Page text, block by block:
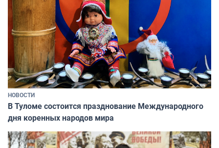
НОВОСТИ
В Туломе состоится празднование Международного
дня коренных народов мира